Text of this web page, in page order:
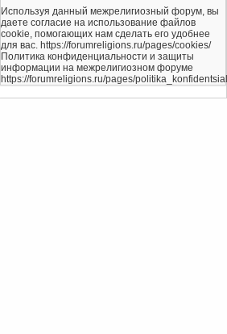
Используя данный межрелигиозный форум, вы
даете согласие на использование файлов
cookie, помогающих нам сделать его удобнее
для вас. https://forumreligions.ru/pages/cookies/
Политика конфиденциальности и защиты
информации на межрелигиозном форуме
https://forumreligions.ru/pages/